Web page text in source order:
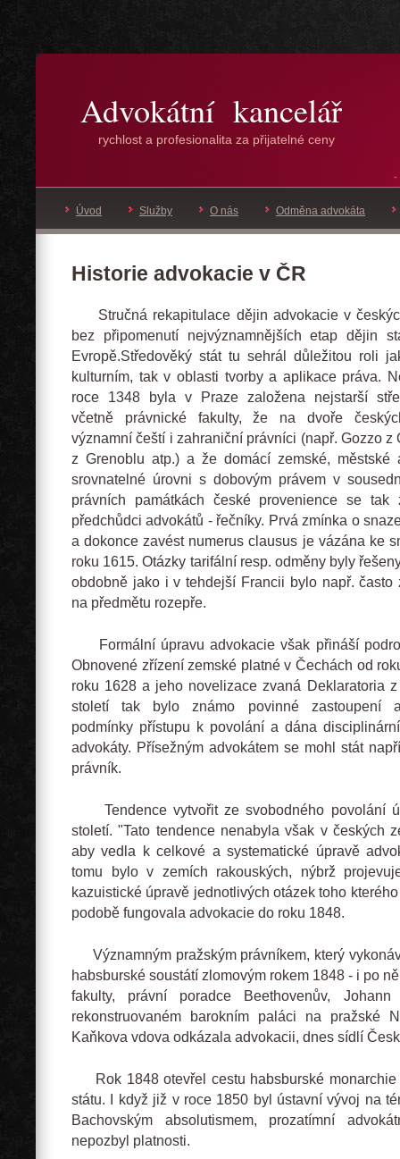
Advokátní kancelář
rychlost a profesionalita za přijatelné ceny
Úvod Služby O nás Odměna advokáta
Historie advokacie v ČR
Stručná rekapitulace dějin advokacie v
bez připomenutí nejvýznamnějších etap dějin
Evropě.Středověký stát tu sehrál důležitou roli
kulturním, tak v oblasti tvorby a aplikace práva.
roce 1348 byla v Praze založena nejstarší
včetně právnické fakulty, že na dvoře
významní čeští i zahraniční právníci (např. Gozzo z
z Grenoblu atp.) a že domácí zemské,
srovnatelné úrovni s dobovým právem v
právních památkách české provenience se tak
předchůdci advokátů - řečníky. Prvá zmínka o
a dokonce zavést numerus clausus je vázána ke
roku 1615. Otázky tarifální resp. odměny byly
obdobně jako i v tehdejší Francii bylo např. často
na předmětu rozepře.
Formální úpravu advokacie však přináší
Obnovené zřízení zemské platné v Čechách od
roku 1628 a jeho novelizace zvaná Deklaratoria
století tak bylo známo povinné zastoupení
podmínky přístupu k povolání a dána
advokáty. Přísežným advokátem se mohl stát
právník.
Tendence vytvořit ze svobodného povolání
století. "Tato tendence nenabyla však v českých
aby vedla k celkové a systematické úpravě
tomu bylo v zemích rakouských, nýbrž
kazuistické úpravě jednotlivých otázek toho
podobě fungovala advokacie do roku 1848.
Významným pražským právníkem, který
habsburské soustátí zlomovým rokem 1848 - i po
fakulty, právní poradce Beethovenův,
rekonstruovaném barokním paláci na pražské
Kaňkova vdova odkázala advokacii, dnes sídlí
Rok 1848 otevřel cestu habsburské monarchie
státu. I když již v roce 1850 byl ústavní vývoj na
Bachovským absolutismem, prozatímní
nepozbyl platnosti.